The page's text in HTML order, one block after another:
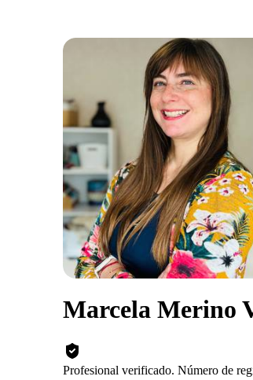
Marcela Merino
Profesional verificado. Número de